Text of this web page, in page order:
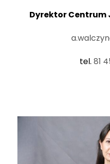
Dyrektor Centrum
tel. 81